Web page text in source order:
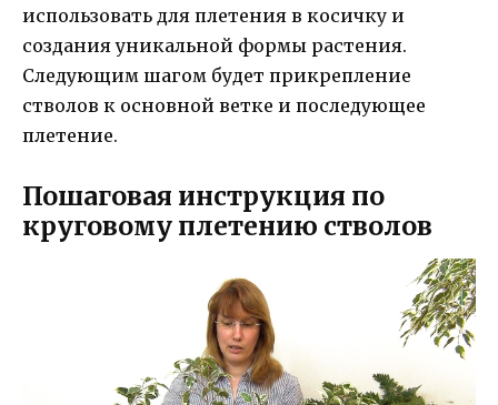
использовать для плетения в косичку и
создания уникальной формы растения.
Следующим шагом будет прикрепление
стволов к основной ветке и последующее
плетение.
Пошаговая инструкция по
круговому плетению стволов